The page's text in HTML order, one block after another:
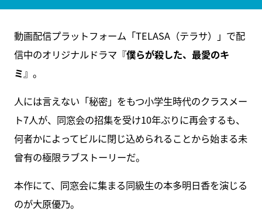
動画配信プラットフォーム「TELASA（テラサ）」で配
信中のオリジナルドラマ『僕らが殺した、最愛のキ
ミ 』。
人には言えない「秘密」をもつ小学生時代のクラスメー
ト7人が、同窓会の招集を受け10年ぶりに再会するも、
何者かによってビルに閉じ込められることから始まる未
曾有の極限ラブストーリーだ。
本作にて、同窓会に集まる同級生の本多明日香を演じる
のが大原優乃。